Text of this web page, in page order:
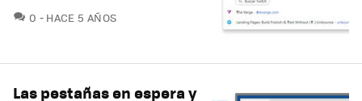
0 COMENTARIOS
HACE 5 AÑOS
Las pestañas en espera y